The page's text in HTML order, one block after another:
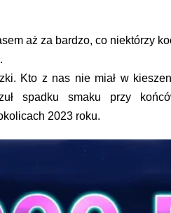
aż za bardzo, co niektórzy
Kto z nas nie miał w
spadku smaku przy
2023 roku.